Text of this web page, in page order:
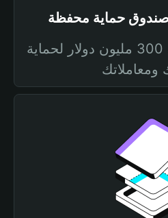
صندوق حماية بقيمة 300 مليون دولار لحماية